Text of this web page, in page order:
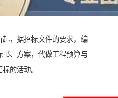
，据招标文件的要求，编
、方案，代做工程预算与
的活动。